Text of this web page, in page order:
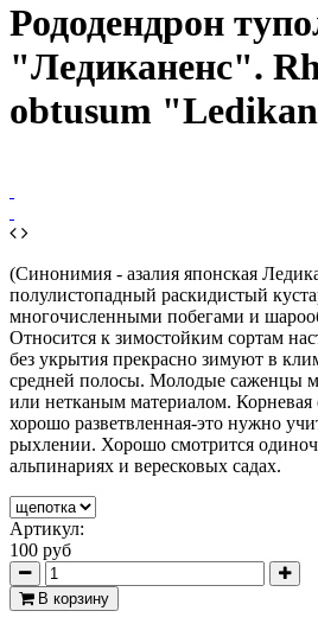
Рододендрон
"Ледиканенс".
obtusum
(Синонимия - азалия японская
полулистопадный раскидистый
многочисленными побегами и
Относится к зимостойким сортам
без укрытия прекрасно зимуют в
средней полосы. Молодые саженцы
или нетканым материалом. Корневая
хорошо разветвленная-это нужно
рыхлении. Хорошо смотрится
альпинариях и вересковых садах.
Артикул:
100 руб
В корзину